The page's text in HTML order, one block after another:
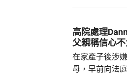
高院處理
父親稱信心
在家產子後涉
母，早前向法